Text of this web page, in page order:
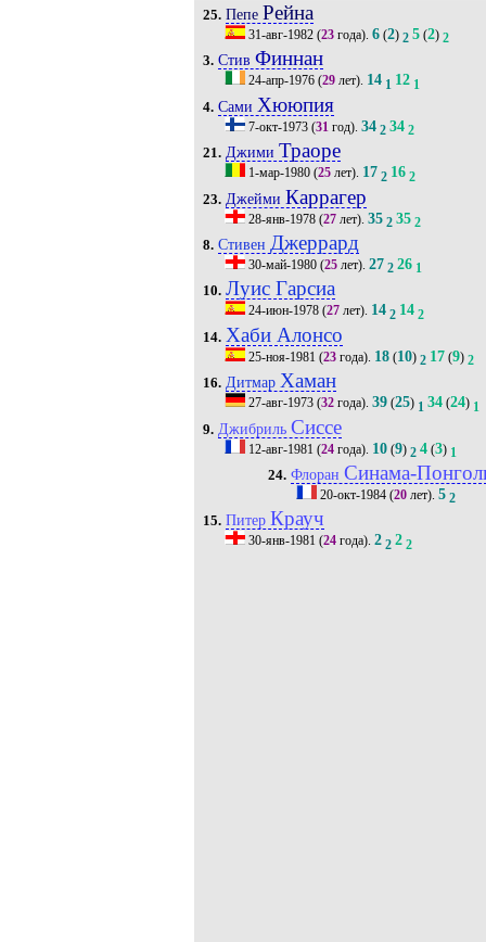
25. Пепе Рейна
31-авг-1982(23года). 6(2) 2 5(2) 2
3. Стив Финнан
24-апр-1976(29лет). 14 1 12 1
4. Сами Хююпия
7-окт-1973(31 год). 34 2 34 2
21. Джими Траоре
1-мар-1980(25лет). 17 2 16 2
23. Джейми Каррагер
28-янв-1978(27лет). 35 2 35 2
8. Стивен Джеррард
30-май-1980(25лет). 27 2 26 1
10. Луис Гарсиа
24-июн-1978(27лет). 14 2 14 2
14. Хаби Алонсо
25-ноя-1981 (23года). 18(10) 2 17(9) 2
16. Дитмар Хаман
27-авг-1973(32года). 39(25) 1 34(24) 1
9. Джибриль Сиссе
12-авг-1981 (24года). 10(9) 2 4(3) 1
24. Флоран Синама-
20-окт-1984 (20 лет).5 2
15. Питер Крауч
30-янв-1981 (24года). 2 2 2 2